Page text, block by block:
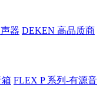
器 DEKEN 高品质商
FLEX P 系列-有源音